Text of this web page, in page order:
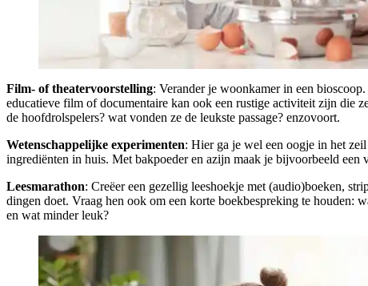
Film- of theatervoorstelling: Verander je woonkamer in een
educatieve film of documentaire kan ook een rustige activiteit zijn die
de hoofdrolspelers? wat vonden ze de leukste passage? enzovoort.
Wetenschappelijke experimenten: Hier ga je wel een oogje in het
ingrediënten in huis. Met bakpoeder en azijn maak je bijvoorbeeld een
Leesmarathon: Creëer een gezellig leeshoekje met (audio)boeken,
dingen doet. Vraag hen ook om een korte boekbespreking te houden:
en wat minder leuk?